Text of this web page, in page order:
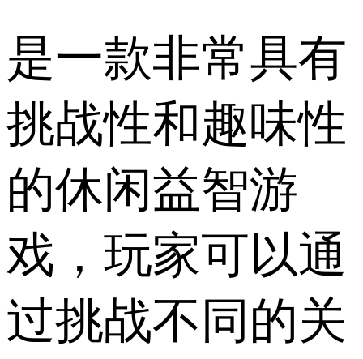
是一款非常具有
挑战性和趣味性
的休闲益智游
戏，玩家可以通
过挑战不同的关